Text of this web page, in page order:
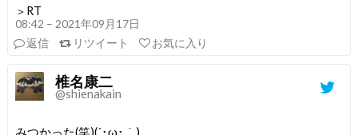
＞RT
08:42 – 2021年09月17日
返信
リツイート お気に入り
椎名康二
@shienakain
みつかった(笑)(´･ω･｀)